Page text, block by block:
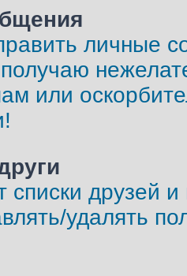
личные
или
списки друзей и
удалять